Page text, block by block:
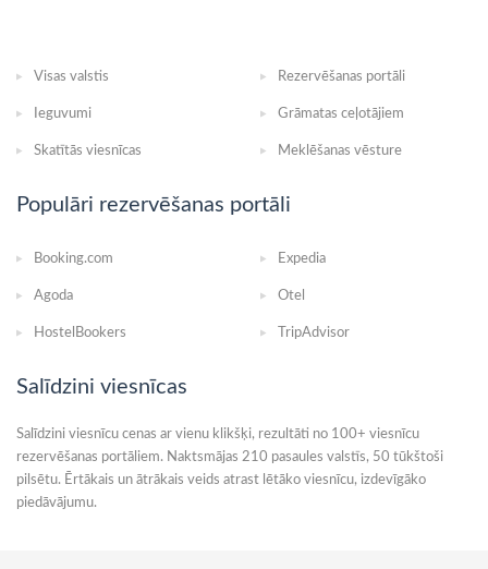
Visas valstis Rezervēšanas portāli
Ieguvumi Grāmatas ceļotājiem
Skatītās viesnīcas Meklēšanas vēsture
Populāri rezervēšanas portāli
Booking.com Expedia
Agoda Otel
HostelBookers TripAdvisor
Salīdzini viesnīcas
Salīdzini viesnīcu cenas ar vienu klikšķi, rezultāti no 100+ viesnīcu
rezervēšanas portāliem. Naktsmājas 210 pasaules valstīs, 50 tūkštoši
pilsētu. Ērtākais un ātrākais veids atrast lētāko viesnīcu, izdevīgāko
piedāvājumu.